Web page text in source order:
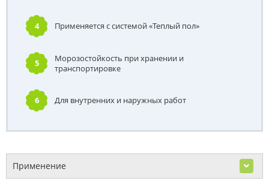
4 Применяется с системой «Теплый пол»
5
Морозостойкость при хранении и
транспортировке
6 Для внутренних и наружных работ
Применение